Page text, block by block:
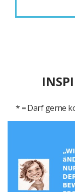
* = Darf gerne